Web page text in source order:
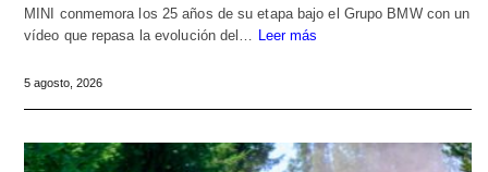
MINI conmemora los 25 años de su etapa bajo el Grupo BMW con un
vídeo que repasa la evolución del… Leer más
5 agosto, 2026